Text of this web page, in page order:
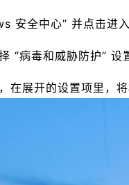
安全中心” 并点击进入
“病毒和威胁防护” 设
在展开的设置项里，